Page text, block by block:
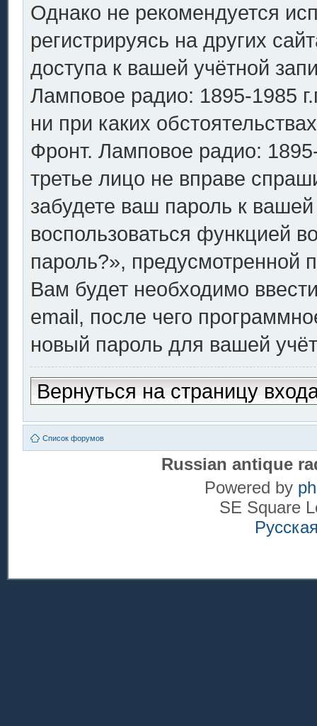
Однако не рекомендуется
регистрируясь на других
доступа к вашей учётной
Ламповое радио: 1895-1985
ни при каких
Фронт. Ламповое радио:
третье лицо не вправе
забудете ваш пароль к
воспользоваться функцией
пароль?»,
Вам будет необходимо
email, после чего
новый пароль для вашей
Вернуться на страницу
Список форумов
Russian antique
Powered by
SE Square